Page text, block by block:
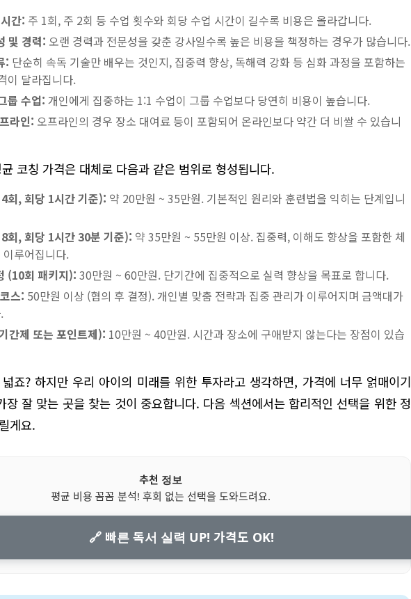
간: 주 1회, 주 2회 등 수업 횟수와 회당 수업 시간이 길수록 비용은 올라갑니다.
및 경력: 오랜 경력과 전문성을 갖춘 강사일수록 높은 비용을 책정하는 경우가 많습니다.
: 단순히 속독 기술만 배우는 것인지, 집중력 향상, 독해력 강화 등 심화 과정을 포함하는
이 달라집니다.
룹 수업: 개인에게 집중하는 1:1 수업이 그룹 수업보다 당연히 비용이 높습니다.
라인: 오프라인의 경우 장소 대여료 등이 포함되어 온라인보다 약간 더 비쌀 수 있습니
코칭 가격은 대체로 다음과 같은 범위로 형성됩니다.
회, 회당 1시간 기준): 약 20만원 ~ 35만원. 기본적인 원리와 훈련법을 익히는 단계입니
회, 회당 1시간 30분 기준): 약 35만원 ~ 55만원 이상. 집중력, 이해도 향상을 포함한 체
루어집니다.
(10회 패키지): 30만원 ~ 60만원. 단기간에 집중적으로 실력 향상을 목표로 합니다.
스: 50만원 이상 (협의 후 결정). 개인별 맞춤 전략과 집중 관리가 이루어지며 금액대가
간제 또는 포인트제): 10만원 ~ 40만원. 시간과 장소에 구애받지 않는다는 장점이 있습
죠? 하지만 우리 아이의 미래를 위한 투자라고 생각하면, 가격에 너무 얽매이기
장 잘 맞는 곳을 찾는 것이 중요합니다. 다음 섹션에서는 합리적인 선택을 위한 정
게요.
추천 정보
평균 비용 꼼꼼 분석! 후회 없는 선택을 도와드려요.
🔗 빠른 독서 실력 UP! 가격도 OK!